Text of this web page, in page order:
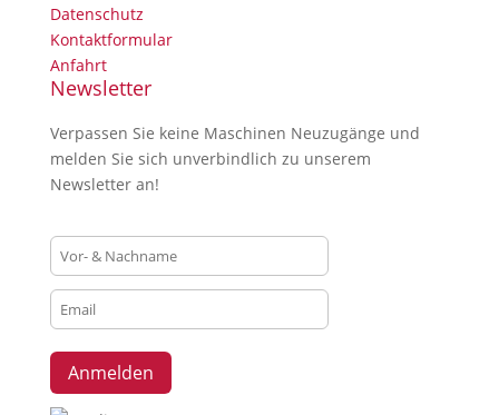
Datenschutz
Kontaktformular
Anfahrt
Newsletter
Verpassen Sie keine Maschinen Neuzugänge und
melden Sie sich unverbindlich zu unserem
Newsletter an!